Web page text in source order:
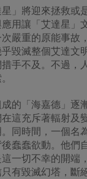
」將迎來拯救或
用讓「艾達星」
嚴重的原能事故
毀滅整個艾達文
措手不及。不過，
的「海嘉德」逐
這充斥著輻射及
同時間，一個名
蠢蠢欲動。他們
一切不幸的開端
有毀滅幻塔，斷